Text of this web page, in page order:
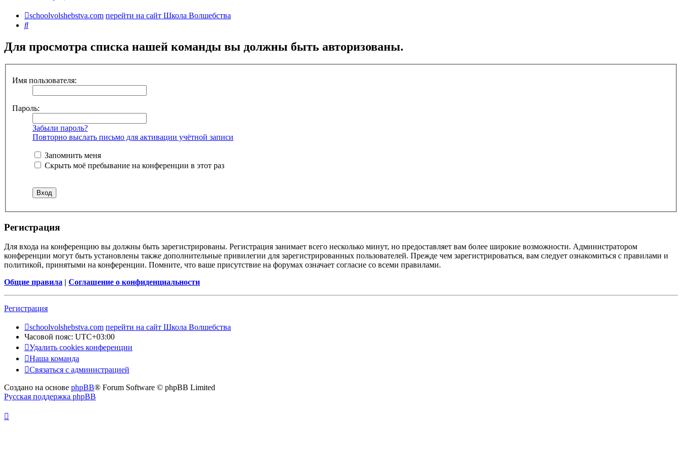
schoolvolshebstva.com перейти на сайт Школа Волшебства
Поиск
Для просмотра списка нашей команды вы должны быть авторизованы.
Имя пользователя:
Пароль:
Забыли пароль?
Повторно выслать письмо для активации учётной записи
Запомнить меня
Скрыть моё пребывание на конференции в этот раз
Регистрация
Для входа на конференцию вы должны быть зарегистрированы. Регистрация занимает всего несколько минут, но предоставляет вам более широкие возможности. Администратором
конференции могут быть установлены также дополнительные привилегии для зарегистрированных пользователей. Прежде чем зарегистрироваться, вам следует ознакомиться с правилами и
политикой, принятыми на конференции. Помните, что ваше присутствие на форумах означает согласие со всеми правилами.
Общие правила | Соглашение о конфиденциальности
Регистрация
schoolvolshebstva.com перейти на сайт Школа Волшебства
Часовой пояс: UTC+03:00
Удалить cookies конференции
Наша команда
Связаться с администрацией
Создано на основе phpBB® Forum Software © phpBB Limited
Русская поддержка phpBB